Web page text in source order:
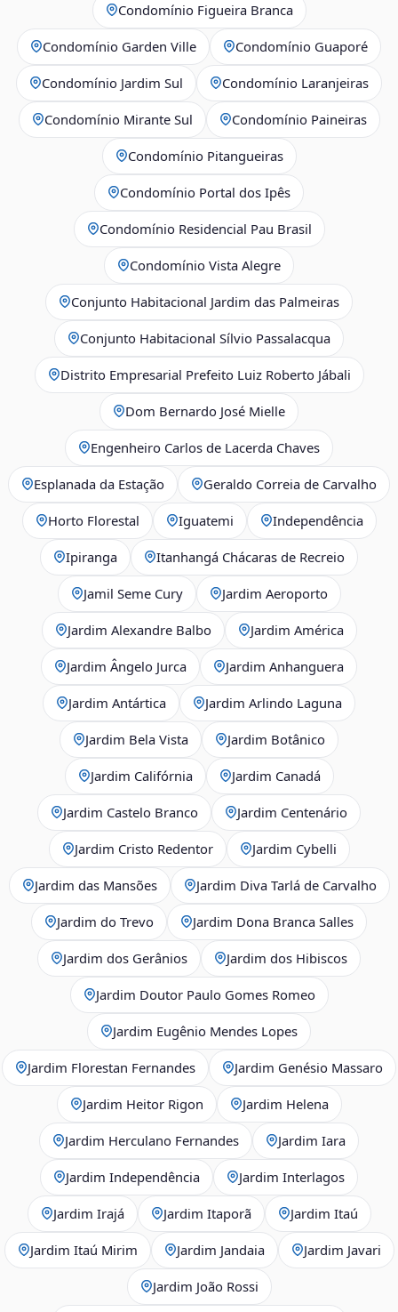
Condomínio Figueira Branca
Condomínio Garden Ville Condomínio Guaporé
Condomínio Jardim Sul Condomínio Laranjeiras
Condomínio Mirante Sul Condomínio Paineiras
Condomínio Pitangueiras
Condomínio Portal dos Ipês
Condomínio Residencial Pau Brasil
Condomínio Vista Alegre
Conjunto Habitacional Jardim das Palmeiras
Conjunto Habitacional Sílvio Passalacqua
Distrito Empresarial Prefeito Luiz Roberto Jábali
Dom Bernardo José Mielle
Engenheiro Carlos de Lacerda Chaves
Esplanada da Estação Geraldo Correia de Carvalho
Horto Florestal Iguatemi Independência
Ipiranga Itanhangá Chácaras de Recreio
Jamil Seme Cury Jardim Aeroporto
Jardim Alexandre Balbo Jardim América
Jardim Ângelo Jurca Jardim Anhanguera
Jardim Antártica Jardim Arlindo Laguna
Jardim Bela Vista Jardim Botânico
Jardim Califórnia Jardim Canadá
Jardim Castelo Branco Jardim Centenário
Jardim Cristo Redentor Jardim Cybelli
Jardim das Mansões Jardim Diva Tarlá de Carvalho
Jardim do Trevo Jardim Dona Branca Salles
Jardim dos Gerânios Jardim dos Hibiscos
Jardim Doutor Paulo Gomes Romeo
Jardim Eugênio Mendes Lopes
Jardim Florestan Fernandes Jardim Genésio Massaro
Jardim Heitor Rigon Jardim Helena
Jardim Herculano Fernandes Jardim Iara
Jardim Independência Jardim Interlagos
Jardim Irajá Jardim Itaporã Jardim Itaú
Jardim Itaú Mirim Jardim Jandaia Jardim Javari
Jardim João Rossi